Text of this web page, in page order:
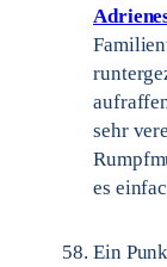
sehr
es
Ein